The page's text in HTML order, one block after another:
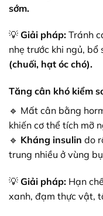
sớm.
💡 Giải pháp: Tránh
nhẹ trước khi ngủ, bổ
(chuối, hạt óc chó).
Tăng cân khó kiểm
🔹 Mất cân bằng
khiến cơ thể tích mỡ
🔹 Kháng insulin do
trung nhiều ở vùng
💡 Giải pháp: Hạn
xanh, đạm thực vật,